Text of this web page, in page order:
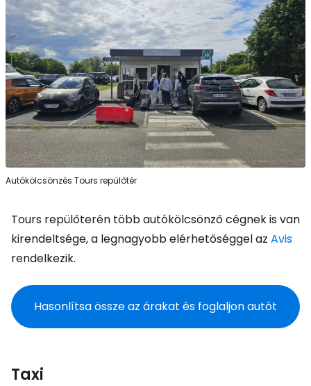
Autókölcsönzés Tours repülőtér
Tours repülőterén több autókölcsönző cégnek is van
kirendeltsége, a legnagyobb elérhetőséggel az Avis
rendelkezik.
Hasonlítsa össze az árakat és foglaljon autót
Taxi